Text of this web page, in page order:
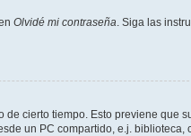
Olvidé mi contraseña . Siga las
cierto tiempo. Esto previene que
un PC compartido, e.j. biblioteca,